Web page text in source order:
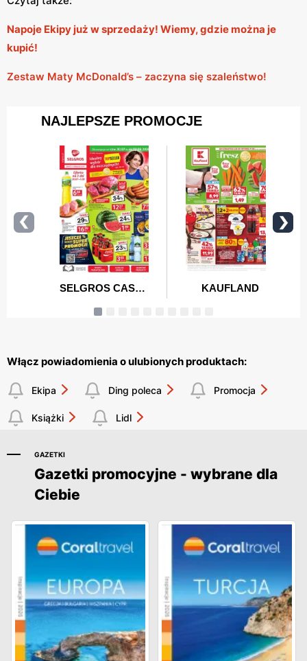
Napoje Ekipy już w sprzedaży! Wiemy, gdzie można je
kupić!
Zestaw Maty McDonald’s – zaczyna się szaleństwo!
Włącz powiadomienia o ulubionych produktach:
Ekipa Ding poleca Promocja
Książki Lidl
GAZETKI
Gazetki promocyjne - wybrane dla
Ciebie